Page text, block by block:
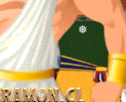
❅
❅
❅